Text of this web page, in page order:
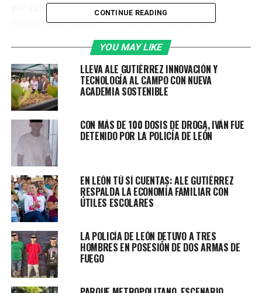
por Luis Miguel Aranda supervisó el desarrollo
habitacional Hábitat 23 y Hábitat 7, ubicado en el
Actualmente, la obra presenta un avance superior al
40%, dentro del calendario establecido.
El proyecto contempla la construcción de 30
departamentos distribuidos en dos condominios
verticales: Hábitat 23 y Hábitat 7, que darán certeza
patrimonial a 30 familias leonesas.
Con una inversión de más de 20 millones, el proyecto se
cuadrados, donde construirán 30 departamentos que
medirán 54.51 metros, y contarán con 2 recámaras, 1
espacio para sala-comedor, cocina, 1 baño completo, 1
patio de servicio y 1 vestíbulo.
Con 23 departamentos en Hábitat 23 y 7 en Hábitat 7, el
proyecto forma parte del esfuerzo municipal por
acercar vivienda digna, accesible y de calidad,
CONTINUE READING
YOU MAY LIKE
LLEVA ALE GUTIÉRREZ INNOVACIÓN Y
TECNOLOGÍA AL CAMPO CON NUEVA
ACADEMIA SOSTENIBLE
CON MÁS DE 100 DOSIS DE DROGA, IVÁN FUE
DETENIDO POR LA POLICÍA DE LEÓN
EN LEÓN TÚ SÍ CUENTAS: ALE GUTIÉRREZ
RESPALDA LA ECONOMÍA FAMILIAR CON
ÚTILES ESCOLARES
LA POLICÍA DE LEÓN DETUVO A TRES
HOMBRES EN POSESIÓN DE DOS ARMAS DE
FUEGO